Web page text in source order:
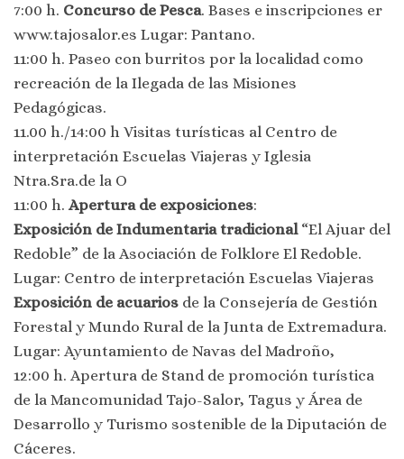
7:00 h. Concurso de Pesca. Bases e inscripciones er
www.tajosalor.es Lugar: Pantano.
11:00 h. Paseo con burritos por la localidad como
recreación de la Ilegada de las Misiones
Pedagógicas.
11.00 h./14:00 h Visitas turísticas al Centro de
interpretación Escuelas Viajeras y Iglesia
Ntra.Sra.de la O
11:00 h. Apertura de exposiciones:
Exposición de Indumentaria tradicional“El Ajuar del
Redoble” de la Asociación de Folklore El Redoble.
Lugar: Centro de interpretación Escuelas Viajeras
Exposición de acuarios de la Consejería de Gestión
Forestal y Mundo Rural de la Junta de Extremadura.
Lugar: Ayuntamiento de Navas del Madroño,
12:00 h. Apertura de Stand de promoción turística
de la Mancomunidad Tajo-Salor, Tagus y Área de
Desarrollo y Turismo sostenible de la Diputación de
Cáceres.